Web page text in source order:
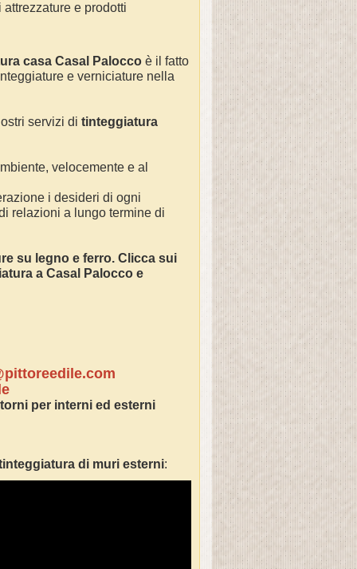
e prodotti
casa Casal Palocco è il fatto
e verniciature nella
servizi di tinteggiatura
velocemente e al
i desideri di ogni
relazioni a lungo termine di
su legno e ferro. Clicca sui
a Casal Palocco e
per interni ed esterni
di muri esterni: